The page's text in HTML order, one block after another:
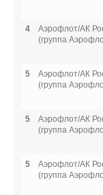
4
Аэрофлот/АК
(группа
5
Аэрофлот/АК
(группа
5
Аэрофлот/АК
(группа
5
Аэрофлот/АК
(группа